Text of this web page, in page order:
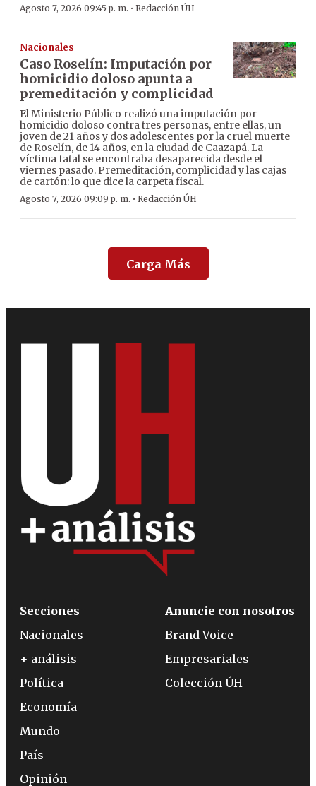
Agosto 7, 2026 09:45 p. m. · Redacción ÚH
Nacionales
Caso Roselín: Imputación por
homicidio doloso apunta a
premeditación y complicidad
El Ministerio Público realizó una imputación por
homicidio doloso contra tres personas, entre ellas, un
joven de 21 años y dos adolescentes por la cruel muerte
de Roselín, de 14 años, en la ciudad de Caazapá. La
víctima fatal se encontraba desaparecida desde el
viernes pasado. Premeditación, complicidad y las cajas
de cartón: lo que dice la carpeta fiscal.
Agosto 7, 2026 09:09 p. m. · Redacción ÚH
Carga Más
Secciones
Nacionales
+ análisis
Política
Economía
Mundo
País
Opinión
Anuncie con nosotros
Brand Voice
Empresariales
Colección ÚH